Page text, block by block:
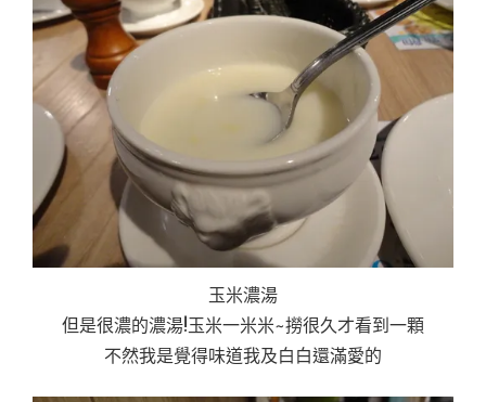
玉米濃湯
但是很濃的濃湯!玉米一米米~撈很久才看到一顆
不然我是覺得味道我及白白還滿愛的